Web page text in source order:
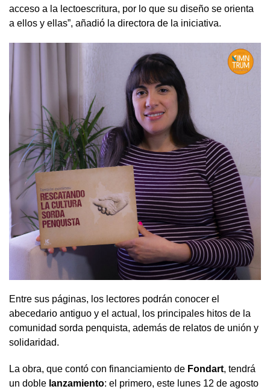
acceso a la lectoescritura, por lo que su diseño se orienta
a ellos y ellas”, añadió la directora de la iniciativa.
Entre sus páginas, los lectores podrán conocer el
abecedario antiguo y el actual, los principales hitos de la
comunidad sorda penquista, además de relatos de unión y
solidaridad.
La obra, que contó con financiamiento de Fondart, tendrá
un doble lanzamiento: el primero, este lunes 12 de agosto